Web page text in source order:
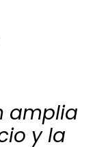
amplia
y la